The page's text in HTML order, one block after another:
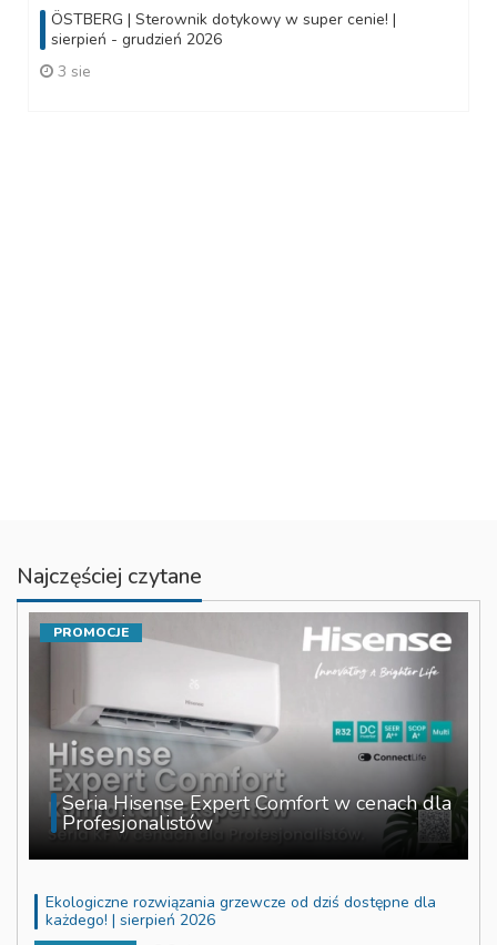
ÖSTBERG | Sterownik dotykowy w super cenie! |
sierpień - grudzień 2026
3 sie
Najczęściej czytane
Seria Hisense Expert Comfort w cenach dla
Profesjonalistów
PROMOCJE
Ekologiczne rozwiązania grzewcze od dziś dostępne dla
każdego! | sierpień 2026